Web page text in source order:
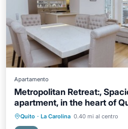
Apartamento
Metropolitan Retreat:,
apartment, in the heart of
Quito · La Carolina 0.40 mi al centro
Aparcamiento
Piscina